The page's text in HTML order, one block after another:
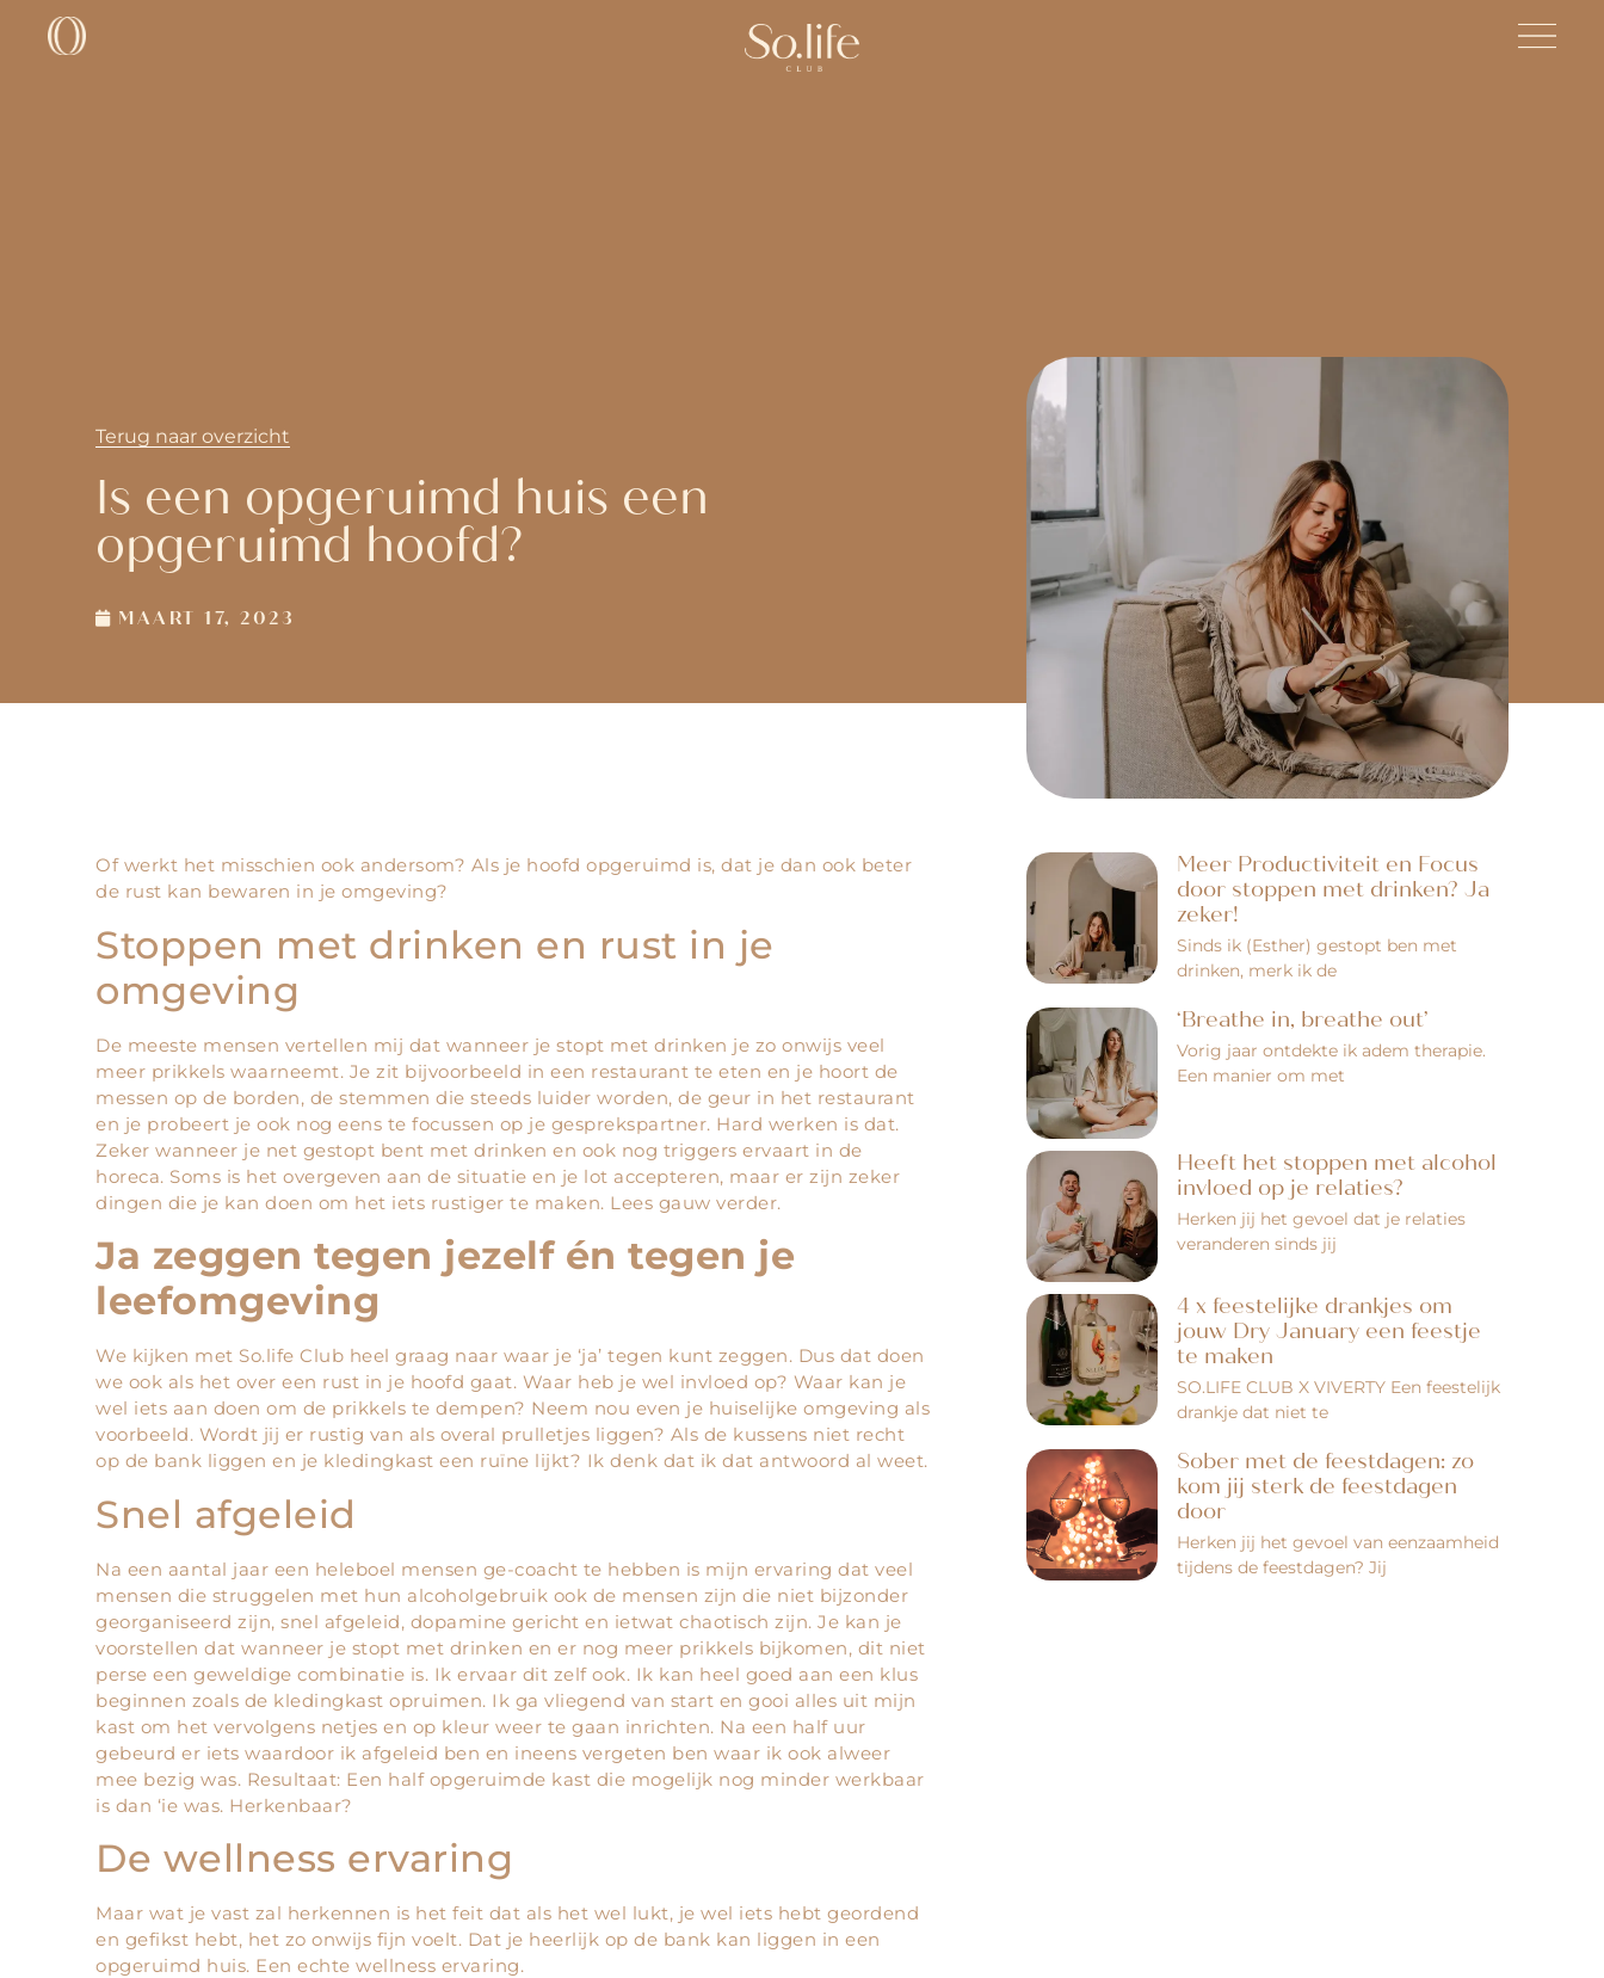
Terug naar overzicht
Is een opgeruimd huis een
opgeruimd hoofd?
MAART 17, 2023
Of werkt het misschien ook andersom? Als je hoofd opgeruimd is, dat je dan ook beter
de rust kan bewaren in je omgeving?
Stoppen met drinken en rust in je
omgeving
De meeste mensen vertellen mij dat wanneer je stopt met drinken je zo onwijs veel
meer prikkels waarneemt. Je zit bijvoorbeeld in een restaurant te eten en je hoort de
messen op de borden, de stemmen die steeds luider worden, de geur in het restaurant
en je probeert je ook nog eens te focussen op je gesprekspartner. Hard werken is dat.
Zeker wanneer je net gestopt bent met drinken en ook nog triggers ervaart in de
horeca. Soms is het overgeven aan de situatie en je lot accepteren, maar er zijn zeker
dingen die je kan doen om het iets rustiger te maken. Lees gauw verder.
Ja zeggen tegen jezelf én tegen je
leefomgeving
We kijken met So.life Club heel graag naar waar je ‘ja’ tegen kunt zeggen. Dus dat doen
we ook als het over een rust in je hoofd gaat. Waar heb je wel invloed op? Waar kan je
wel iets aan doen om de prikkels te dempen? Neem nou even je huiselijke omgeving als
voorbeeld. Wordt jij er rustig van als overal prulletjes liggen? Als de kussens niet recht
op de bank liggen en je kledingkast een ruïne lijkt? Ik denk dat ik dat antwoord al weet.
Snel afgeleid
Na een aantal jaar een heleboel mensen ge-coacht te hebben is mijn ervaring dat veel
mensen die struggelen met hun alcoholgebruik ook de mensen zijn die niet bijzonder
georganiseerd zijn, snel afgeleid, dopamine gericht en ietwat chaotisch zijn. Je kan je
voorstellen dat wanneer je stopt met drinken en er nog meer prikkels bijkomen, dit niet
perse een geweldige combinatie is. Ik ervaar dit zelf ook. Ik kan heel goed aan een klus
beginnen zoals de kledingkast opruimen. Ik ga vliegend van start en gooi alles uit mijn
kast om het vervolgens netjes en op kleur weer te gaan inrichten. Na een half uur
gebeurd er iets waardoor ik afgeleid ben en ineens vergeten ben waar ik ook alweer
mee bezig was. Resultaat: Een half opgeruimde kast die mogelijk nog minder werkbaar
is dan ‘ie was. Herkenbaar?
De wellness ervaring
Maar wat je vast zal herkennen is het feit dat als het wel lukt, je wel iets hebt geordend
en gefikst hebt, het zo onwijs fijn voelt. Dat je heerlijk op de bank kan liggen in een
opgeruimd huis. Een echte wellness ervaring.
Meer Productiviteit en Focus
door stoppen met drinken? Ja
zeker!
Sinds ik (Esther) gestopt ben met
drinken, merk ik de
‘Breathe in, breathe out’
Vorig jaar ontdekte ik adem therapie.
Een manier om met
Heeft het stoppen met alcohol
invloed op je relaties?
Herken jij het gevoel dat je relaties
veranderen sinds jij
4 x feestelijke drankjes om
jouw Dry January een feestje
te maken
SO.LIFE CLUB X VIVERTY Een feestelijk
drankje dat niet te
Sober met de feestdagen: zo
kom jij sterk de feestdagen
door
Herken jij het gevoel van eenzaamheid
tijdens de feestdagen? Jij